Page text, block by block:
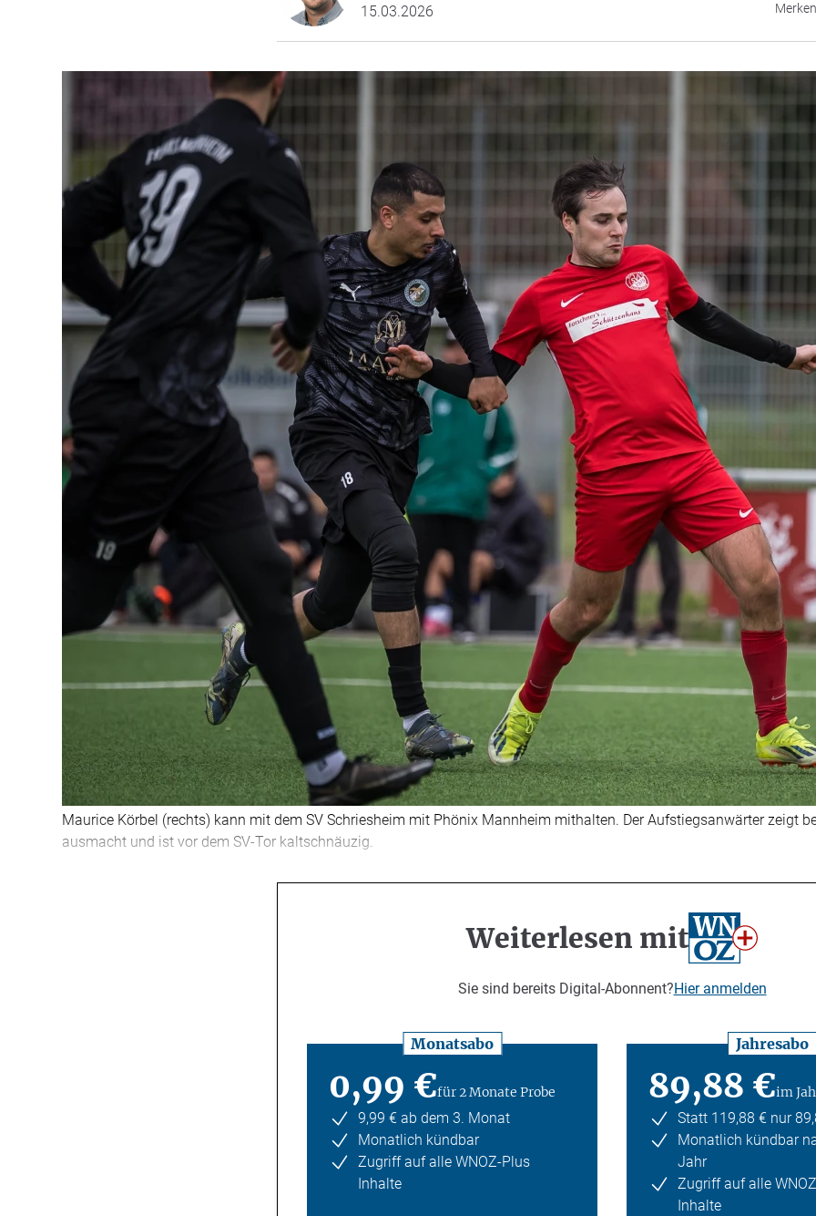
15.03.2026
Merken
Maurice Körbel (rechts) kann mit dem SV Schriesheim mit Phönix Mannheim mithalten. Der Aufstiegsanwärter zeigt
ausmacht und ist vor dem SV-Tor kaltschnäuzig.
Weiterlesen mit
Sie sind bereits Digital-Abonnent?Hier anmelden
Monatsabo
0,99 €für 2 Monate Probe
9,99 € ab dem 3. Monat
Monatlich kündbar
Zugriff auf alle WNOZ-Plus
Inhalte
Jahresabo
89,88 €im
Statt 119,88 € nur
Monatlich kündbar
Jahr
Zugriff auf alle
Inhalte